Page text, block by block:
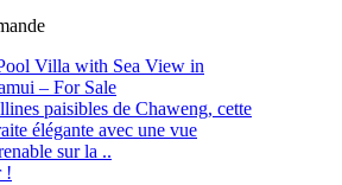
paisibles de Chaweng, cette
élégante avec une vue
sur la ..
!